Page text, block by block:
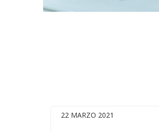
22 MARZO 2021